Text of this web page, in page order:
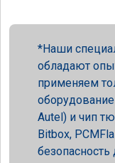
Наши
обладают
применяем
Autel) и чип
Bitbox,